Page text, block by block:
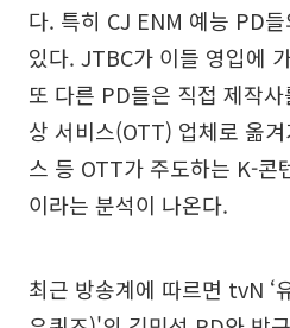
다. 특히 CJ ENM 예능 PD
있다. JTBC가 이들 영입에
또 다른 PD들은 직접 제작
상 서비스(OTT) 업체로 옮
스 등 OTT가 주도하는 K-콘
이라는 분석이 나온다.
최근 방송계에 따르면 tvN ‘